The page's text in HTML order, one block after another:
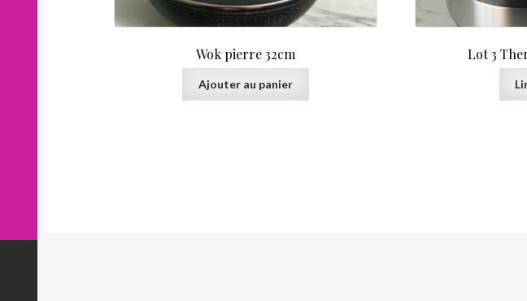
Wok pierre 32cm
Ajouter au panier
Lot 3